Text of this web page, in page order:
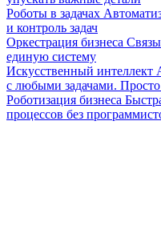
Роботы в задачах
и контроль задач
Оркестрация бизнеса
единую систему
Искусственный интеллект
с любыми задачами. Просто
Роботизация бизнеса
процессов без